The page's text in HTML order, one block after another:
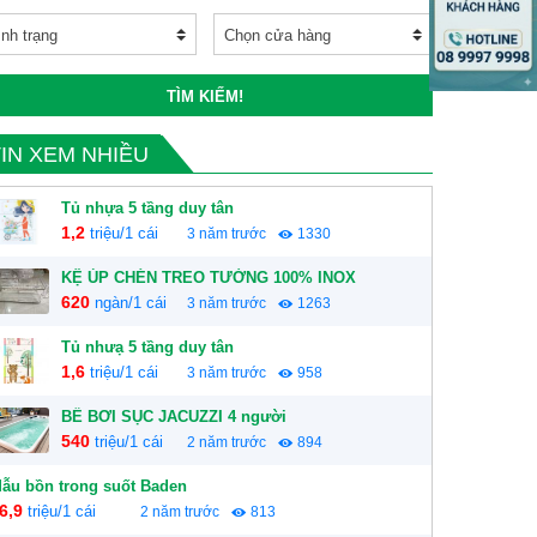
TÌM KIẾM!
XEM NHIỀU
Tủ nhựa 5 tầng duy tân
1,2 triệu/1 cái 3 năm trước 1330
KỆ ÚP CHÉN TREO TƯỜNG 100% INOX
620 ngàn/1 cái 3 năm trước 1263
Tủ nhưạ 5 tầng duy tân
1,6 triệu/1 cái 3 năm trước 958
BỂ BƠI SỤC JACUZZI 4 người
540 triệu/1 cái 2 năm trước 894
bồn trong suốt Baden
triệu/1 cái 2 năm trước 813